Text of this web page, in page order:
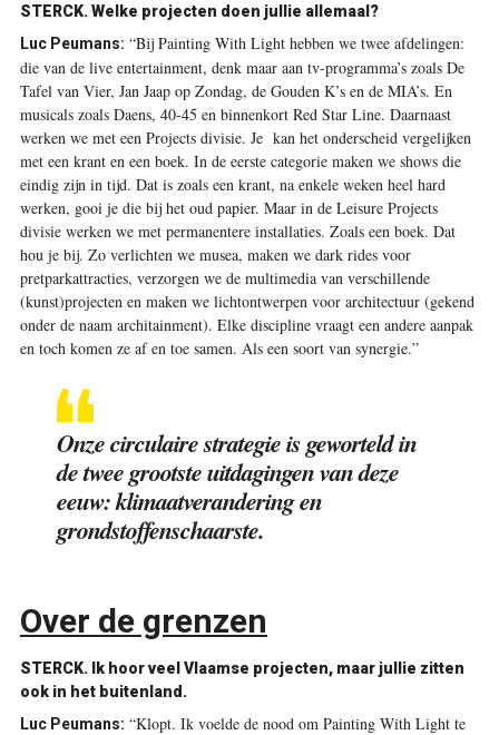
STERCK. Welke projecten doen jullie allemaal?
Luc Peumans: “Bij Painting With Light hebben we twee afdelingen:
die van de live entertainment, denk maar aan tv-programma’s zoals De
Tafel van Vier, Jan Jaap op Zondag, de Gouden K’s en de MIA’s. En
musicals zoals Daens, 40-45 en binnenkort Red Star Line. Daarnaast
werken we met een Projects divisie. Je kan het onderscheid vergelijken
met een krant en een boek. In de eerste categorie maken we shows die
eindig zijn in tijd. Dat is zoals een krant, na enkele weken heel hard
werken, gooi je die bij het oud papier. Maar in de Leisure Projects
divisie werken we met permanentere installaties. Zoals een boek. Dat
hou je bij. Zo verlichten we musea, maken we dark rides voor
pretparkattracties, verzorgen we de multimedia van verschillende
(kunst)projecten en maken we lichtontwerpen voor architectuur (gekend
onder de naam architainment). Elke discipline vraagt een andere aanpak
en toch komen ze af en toe samen. Als een soort van synergie.”
Onze circulaire strategie is geworteld in
de twee grootste uitdagingen van deze
eeuw: klimaatverandering en
grondstoffenschaarste.
Over de grenzen
STERCK. Ik hoor veel Vlaamse projecten, maar jullie zitten
ook in het buitenland.
Luc Peumans: “Klopt. Ik voelde de nood om Painting With Light te